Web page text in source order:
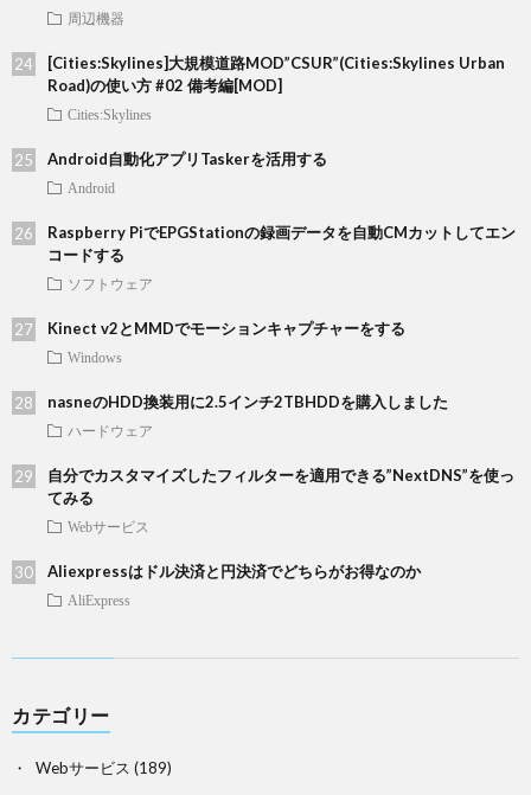
周辺機器
[Cities:Skylines]大規模道路MOD”CSUR”(Cities:Skylines Urban
Road)の使い方 #02 備考編[MOD]
Cities:Skylines
Android自動化アプリTaskerを活用する
Android
Raspberry PiでEPGStationの録画データを自動CMカットしてエン
コードする
ソフトウェア
Kinect v2とMMDでモーションキャプチャーをする
Windows
nasneのHDD換装用に2.5インチ2TBHDDを購入しました
ハードウェア
自分でカスタマイズしたフィルターを適用できる”NextDNS”を使っ
てみる
Webサービス
Aliexpressはドル決済と円決済でどちらがお得なのか
AliExpress
カテゴリー
Webサービス (189)